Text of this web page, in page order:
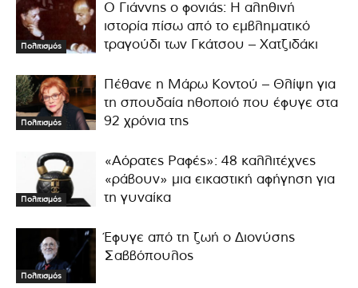
Πολιτισμός
Ο Γιάννης ο φονιάς: Η αληθινή
ιστορία πίσω από το εμβληματικό
τραγούδι των Γκάτσου – Χατζιδάκι
Πολιτισμός
Πέθανε η Μάρω Κοντού – Θλίψη για
τη σπουδαία ηθοποιό που έφυγε στα
92 χρόνια της
Πολιτισμός
«Αόρατες Ραφές»: 48 καλλιτέχνες
«ράβουν» μια εικαστική αφήγηση για
τη γυναίκα
Πολιτισμός
Έφυγε από τη ζωή ο Διονύσης
Σαββόπουλος